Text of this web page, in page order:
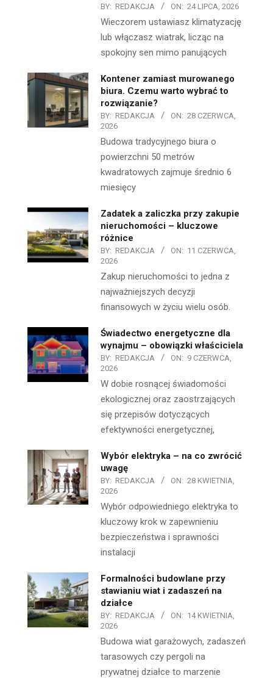
BY: REDAKCJA ON: 24 LIPCA, 2026
Wieczorem ustawiasz klimatyzację
lub włączasz wiatrak, licząc na
spokojny sen mimo panujących
Kontener zamiast murowanego
biura. Czemu warto wybrać to
rozwiązanie?
BY: REDAKCJA ON: 28 CZERWCA,
2026
Budowa tradycyjnego biura o
powierzchni 50 metrów
kwadratowych zajmuje średnio 6
miesięcy
Zadatek a zaliczka przy zakupie
nieruchomości – kluczowe
różnice
BY: REDAKCJA ON: 11 CZERWCA,
2026
Zakup nieruchomości to jedna z
najważniejszych decyzji
finansowych w życiu wielu osób.
Świadectwo energetyczne dla
wynajmu – obowiązki właściciela
BY: REDAKCJA ON: 9 CZERWCA,
2026
W dobie rosnącej świadomości
ekologicznej oraz zaostrzających
się przepisów dotyczących
efektywności energetycznej,
Wybór elektryka – na co zwrócić
uwagę
BY: REDAKCJA ON: 28 KWIETNIA,
2026
Wybór odpowiedniego elektryka to
kluczowy krok w zapewnieniu
bezpieczeństwa i sprawności
instalacji
Formalności budowlane przy
stawianiu wiat i zadaszeń na
działce
BY: REDAKCJA ON: 14 KWIETNIA,
2026
Budowa wiat garażowych, zadaszeń
tarasowych czy pergoli na
prywatnej działce to marzenie